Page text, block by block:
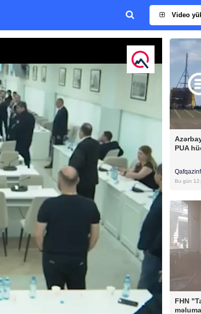
Video
PUA
Bu gün
FHN